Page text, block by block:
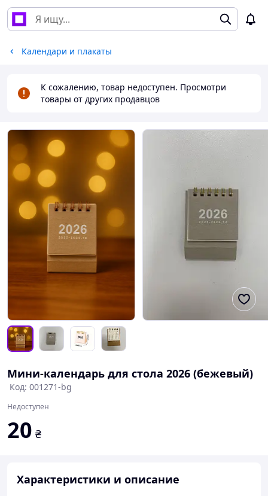
Календари и плакаты
К сожалению, товар недоступен. Просмотри
товары от других продавцов
Мини-календарь для стола 2026 (бежевый)
Код: 001271-bg
Недоступен
20 ₴
Характеристики и описание